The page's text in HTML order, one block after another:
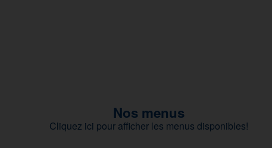
Nos menus
Cliquez ici pour afficher les menus disponibles!